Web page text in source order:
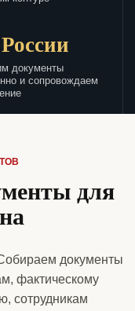
документы
и сопровождаем
для
документы
фактическому
сотрудникам